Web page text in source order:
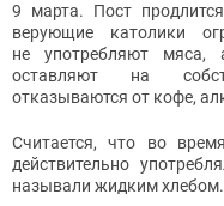
9 марта. Пост
верующие католики
не употребляют мяса,
оставляют на
отказываются от кофе,
Считается, что во
действительно
называли жидким хлебом.